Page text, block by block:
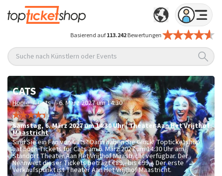
Basierend auf113.242Bewertungen
Suche nach Künstlern oder Events
CATS
Home / Cats / 6. März 2027 um 14:30
Samstag, 6. März 2027 um 14:30Uhr|Theater Aan Het Vrijthof
Maastricht
Sind Sie ein Fan von Cats? Dann haben Sie Glück! Topticketshop
hat noch Tickets für Cats am 6. März 2027 um 14:30 Uhr am
Standort Theater Aan Het Vrijthof Maastricht verfügbar. Der
Nennwert dieser Tickets beträgt€89,- bis €99,-. Der erste
Verkaufspunkt ist Theater Aan Het Vrijthof Maastricht.